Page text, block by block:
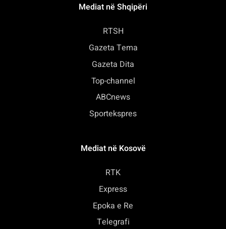
Mediat në Shqipëri
RTSH
Gazeta Tema
Gazeta Dita
Top-channel
ABCnews
Sportekspres
Mediat në Kosovë
RTK
Express
Epoka e Re
Telegrafi